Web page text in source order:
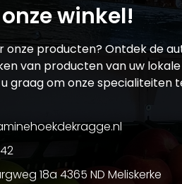
winkel!
onze producten? Ontdek de
van producten van uw
graag om onze specialiteiten
18a 4365 ND Meliskerke